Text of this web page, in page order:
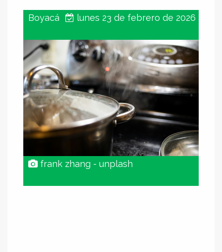
Boyacá lunes 23 de febrero de 2026
frank zhang - unplash